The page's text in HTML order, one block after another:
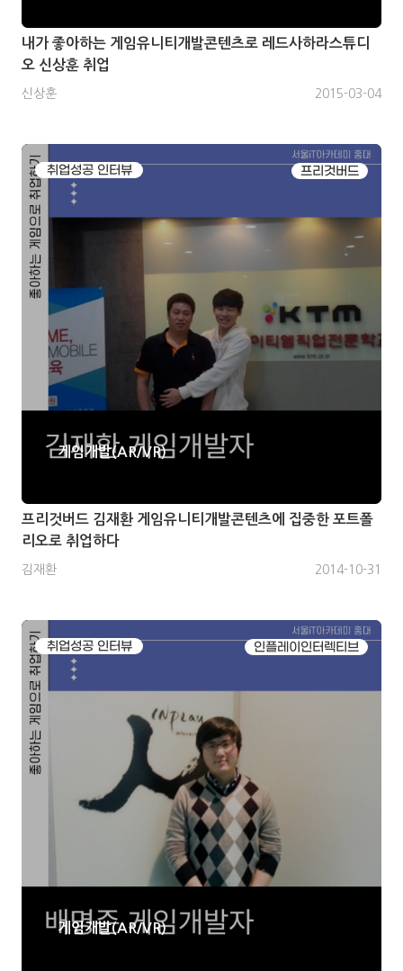
내가 좋아하는 게임유니티개발콘텐츠로 레드사하라스튜디
오 신상훈 취업
신상훈 2015-03-04
취업성공 인터뷰 프리것버드
게임개발(AR/VR)
프리것버드 김재환 게임유니티개발콘텐츠에 집중한 포트폴
리오로 취업하다
김재환 2014-10-31
취업성공 인터뷰 인플레이인터렉티브
게임개발(AR/VR)